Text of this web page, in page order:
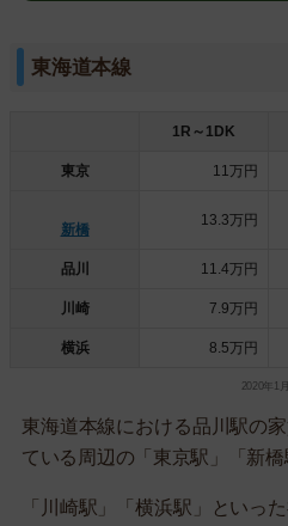
東海道本線
1R～1DK
東京 11万円
新橋
13.3万円
品川 11.4万円
川崎 7.9万円
横浜 8.5万円
2020年1
東海道本線における品川駅の
ている周辺の「東京駅」「新橋
「川崎駅」「横浜駅」といっ